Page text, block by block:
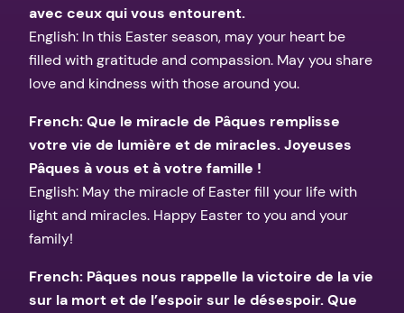
avec ceux qui vous entourent.
English: In this Easter season, may your heart be
filled with gratitude and compassion. May you share
love and kindness with those around you.
French: Que le miracle de Pâques remplisse
votre vie de lumière et de miracles. Joyeuses
Pâques à vous et à votre famille !
English: May the miracle of Easter fill your life with
light and miracles. Happy Easter to you and your
family!
French: Pâques nous rappelle la victoire de la vie
sur la mort et de l’espoir sur le désespoir. Que